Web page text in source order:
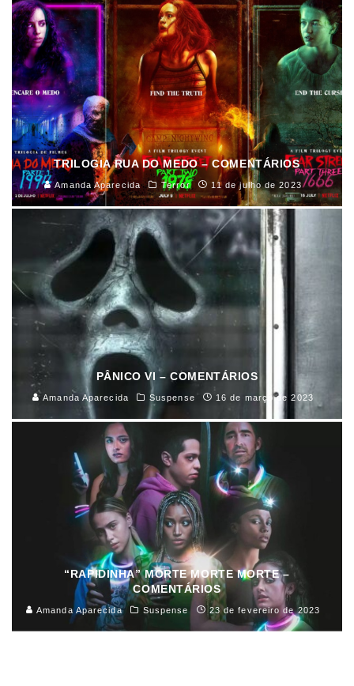
TRILOGIA RUA DO MEDO – COMENTÁRIOS
Amanda Aparecida Terror 11 de julho de 2023
PÂNICO VI – COMENTÁRIOS
Amanda Aparecida Suspense 16 de março de 2023
“RAPIDINHA” MORTE MORTE MORTE –
COMENTÁRIOS
Amanda Aparecida Suspense 23 de fevereiro de 2023